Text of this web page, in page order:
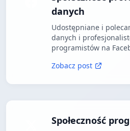
danych
Udostępniane i
danych i
programistów na
Zobacz post
Społeczność